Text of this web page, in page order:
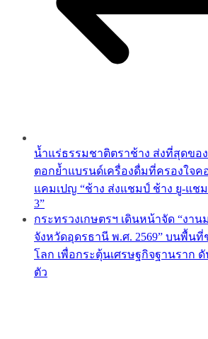
น้ำแร่ธรรมชาติตราช้าง ส่งที่สุดขอ
ตอกย้ำแบรนด์เครื่องดื่มที่ครองใจ
แคมเปญ “ช้าง ส่งแชมป์ ช้าง ยู-แช
3”
กระทรวงเกษตรฯ เดินหน้าจัด “งา
จังหวัดอุดรธานี พ.ศ. 2569” บนพื้น
โลก เพื่อกระตุ้นเศรษฐกิจฐานราก ดั
ตัว